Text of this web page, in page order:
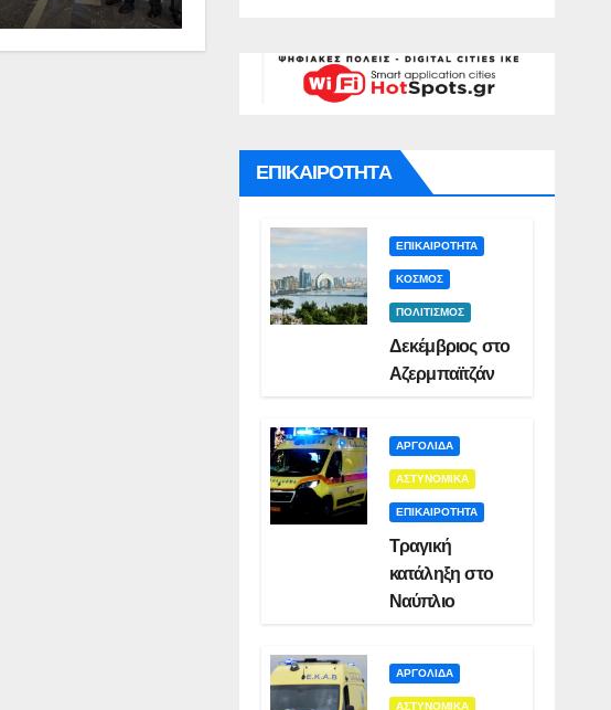
τον θάνατο της
ΕΠΙΚΑΙΡΟΤΗΤΑ
ΕΠΙΚΑΙΡΟΤΗΤΑ
ΚΟΣΜΟΣ
ΠΟΛΙΤΙΣΜΟΣ
Δεκέμβριος στο
Αζερμπαϊτζάν
ΑΡΓΟΛΙΔΑ
ΑΣΤΥΝΟΜΙΚΑ
ΕΠΙΚΑΙΡΟΤΗΤΑ
Τραγική
κατάληξη στο
Ναύπλιο
ΑΡΓΟΛΙΔΑ
ΑΣΤΥΝΟΜΙΚΑ